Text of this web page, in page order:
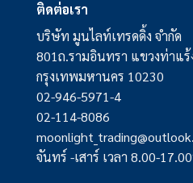
ติดต่อเรา
บริษัท มูนไลท์เทรดดิ้ง จำกัด
801ถ.รามอินทรา แขวงท่าแร้
กรุงเทพมหานคร 10230
02-946-5971-4
02-114-8086
จันทร์ -เสาร์ เวลา 8.00-